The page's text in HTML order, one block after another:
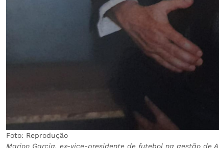
Foto: Reprodução
Marion Garcia, ex-vice-presidente de futebol na gestão de